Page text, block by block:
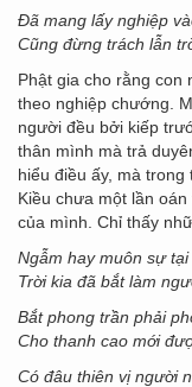
Đã mang lấy nghiệp
Cũng đừng trách lẫn
Phật gia cho rằng con
theo nghiệp chướng.
người đều bởi kiếp
thân mình mà trả
hiểu điều ấy, mà
Kiều chưa một lần
của mình. Chỉ thấy
Ngẫm hay muôn sự tại
Trời kia đã bắt làm
Bắt phong trần phải
Cho thanh cao mới
Có đâu thiên vị người